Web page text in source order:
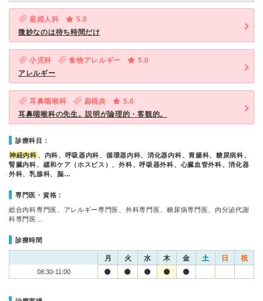
産婦人科
5.0
微妙なのは待ち時間だけ
小児科 食物アレルギー
5.0
アレルギー
耳鼻咽喉科 扁桃炎
5.0
耳鼻咽喉科の先生。説明が論理的・客観的。
診療科目：
神経内科 、内科、呼吸器内科、循環器内科、消化器内科、胃腸科、糖尿病科、
腎臓内科、緩和ケア（ホスピス）、外科、呼吸器外科、心臓血管外科、消化器
外科、乳腺科、脳…
専門医・資格：
総合内科専門医、アレルギー専門医、外科専門医、糖尿病専門医、内分泌代謝
科専門医…
診療時間
月 火 水 木 金 土 日 祝
08:30-11:00